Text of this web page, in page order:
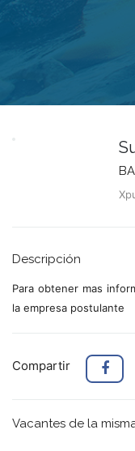
Descripción
Para obtener mas
la empresa postulante
Compartir
Vacantes de la